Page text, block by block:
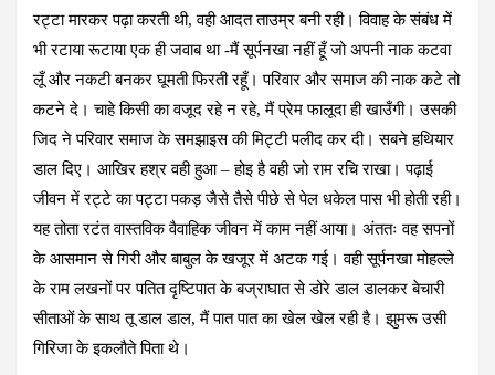
रट्टा मारकर पढ़ा करती थी, वही आदत ताउम्र बनी रही। विवाह के संबंध में
भी रटाया रूटाया एक ही जवाब था -मैं सूर्पनखा नहीं हूँ जो अपनी नाक कटवा
लूँ और नकटी बनकर घूमती फिरती रहूँ। परिवार और समाज की नाक कटे तो
कटने दे। चाहे किसी का वजूद रहे न रहे, मैं प्रेम फालूदा ही खाउँगी। उसकी
जिद ने परिवार समाज के समझाइस की मिट्टी पलीद कर दी। सबने हथियार
डाल दिए। आखिर हश्र वही हुआ – होइ है वही जो राम रचि राखा। पढ़ाई
जीवन में रट्टे का पट्टा पकड़ जैसे तैसे पीछे से पेल धकेल पास भी होती रही।
यह तोता रटंत वास्तविक वैवाहिक जीवन में काम नहीं आया। अंततः वह सपनों
के आसमान से गिरी और बाबुल के खजूर में अटक गई। वही सूर्पनखा मोहल्ले
के राम लखनों पर पतित दृष्टिपात के बज्राघात से डोरे डाल डालकर बेचारी
सीताओं के साथ तू डाल डाल, मैं पात पात का खेल खेल रही है। झुमरू उसी
गिरिजा के इकलौते पिता थे।